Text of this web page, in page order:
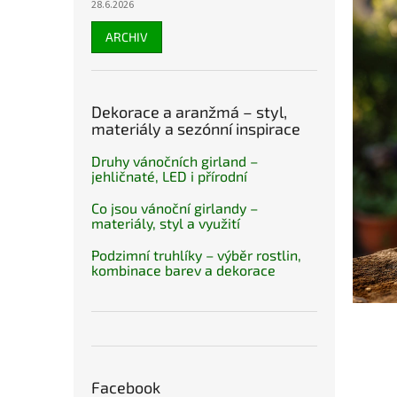
28.6.2026
ARCHIV
Dekorace a aranžmá – styl,
materiály a sezónní inspirace
Druhy vánočních girland –
jehličnaté, LED i přírodní
Co jsou vánoční girlandy –
materiály, styl a využití
Podzimní truhlíky – výběr rostlin,
kombinace barev a dekorace
Facebook